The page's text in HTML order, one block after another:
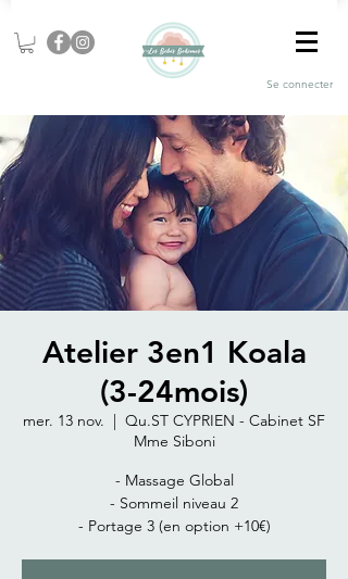
Se connecter
Atelier 3en1 Koala
(3-24mois)
mer. 13 nov.
  |
Qu.ST CYPRIEN - Cabinet SF
Mme Siboni
- Massage Global
- Sommeil niveau 2
- Portage 3 (en option +10€)